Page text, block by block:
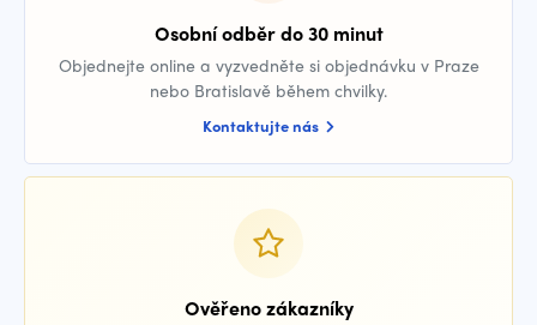
Osobní odběr do 30 minut
Objednejte online a vyzvedněte si objednávku v Praze
nebo Bratislavě během chvilky.
Kontaktujte nás
Ověřeno zákazníky